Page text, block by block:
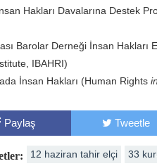
Hakları Davalarına Destek
Barolar Derneği İnsan Hakları
IBAHRI)
İnsan Hakları (Human Rights in
Paylaş Tweetle
12 haziran tahir elçi 33